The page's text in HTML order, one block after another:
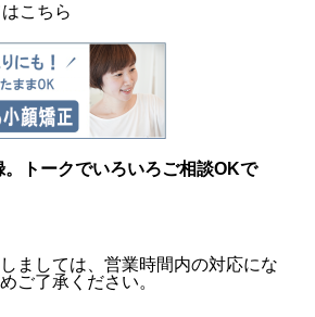
こちら
。トークでいろいろご相談OKで
ましては、営業時間内の対応にな
ご了承ください。